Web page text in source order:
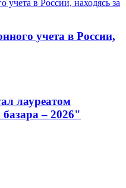
учета в России,
лауреатом
– 2026"